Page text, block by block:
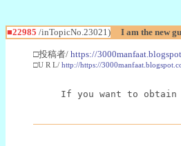
■22985 /inTopicNo.23021) I am the new
□投稿者/ https://
□U R L/ http://https://
If you want to obtain